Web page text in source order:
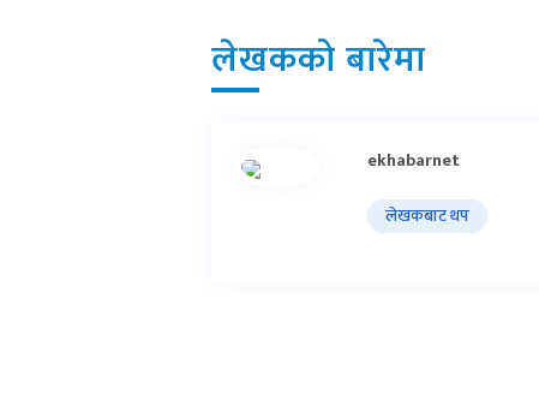
लेखकको बारेमा
ekhabarnet
लेखकबाट थप